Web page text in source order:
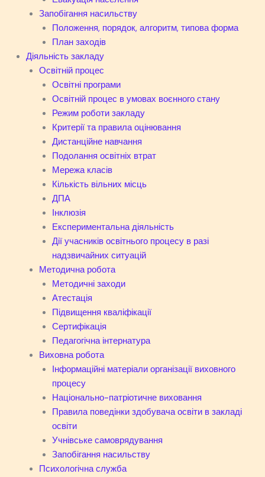
Запобігання насильству
Положення, порядок, алгоритм, типова форма
План заходів
Діяльність закладу
Освітній процес
Освітні програми
Освітній процес в умовах воєнного стану
Режим роботи закладу
Критерії та правила оцінювання
Дистанційне навчання
Подолання освітніх втрат
Мережа класів
Кількість вільних місць
ДПА
Інклюзія
Експериментальна діяльність
Дії учасників освітнього процесу в разі
надзвичайних ситуацій
Методична робота
Методичні заходи
Атестація
Підвищення кваліфікації
Сертифікація
Педагогічна інтернатура
Виховна робота
Інформаційні матеріали організації виховного
процесу
Національно-патріотичне виховання
Правила поведінки здобувача освіти в закладі
освіти
Учнівське самоврядування
Запобігання насильству
Психологічна служба